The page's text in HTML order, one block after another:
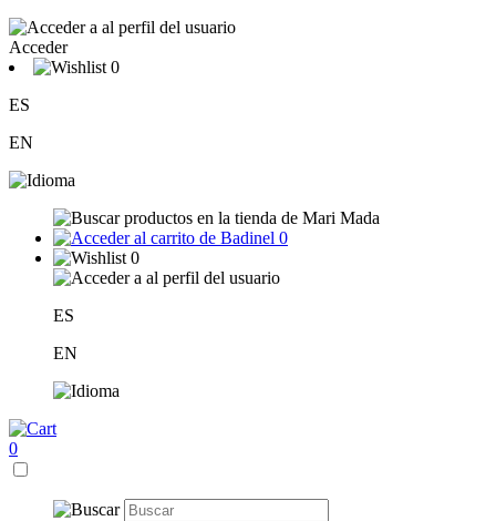
Acceder
0
ES
EN
0
0
ES
EN
0